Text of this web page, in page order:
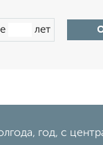
лет
год, с